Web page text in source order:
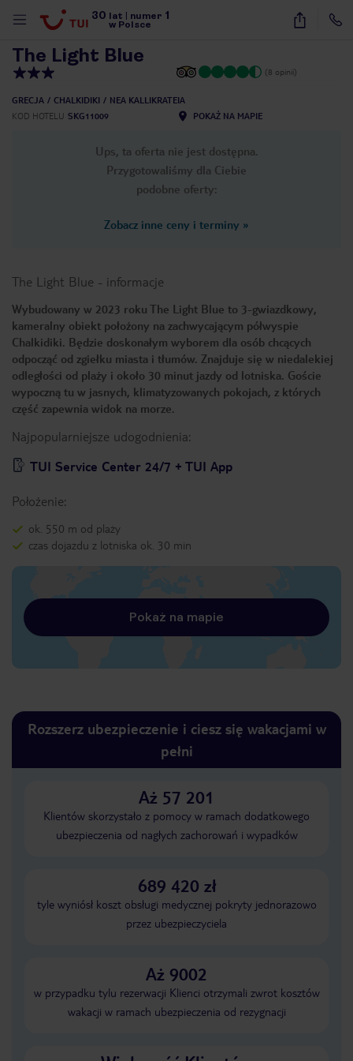
30 lat numer 1
w Polsce
22
The Light Blue
(8 opinii)
GRECJA CHALKIDIKI
NEA KALLIKRATEIA
KOD HOTELU SKG11009 POKAŻ NA MAPIE
Ups, ta oferta nie jest dostępna.
Przygotowaliśmy dla Ciebie
podobne oferty:
Zobacz inne ceny i terminy »
The Light Blue - informacje
Wybudowany w 2023 roku The Light Blue to 3-gwiazdkowy,
kameralny obiekt położony na zachwycającym półwyspie
Chalkidiki. Będzie doskonałym wyborem dla osób chcących
odpocząć od zgiełku miasta i tłumów. Znajduje się w niedalekiej
odległości od plaży i około 30 minut jazdy od lotniska. Goście
wypoczną tu w jasnych, klimatyzowanych pokojach, z których
część zapewnia widok na morze.
Najpopularniejsze udogodnienia:
TUI Service Center 24/7 + TUI App
Położenie:
ok. 550 m od plaży
czas dojazdu z lotniska ok. 30 min
Pokaż na mapie
Rozszerz ubezpieczenie i ciesz się wakacjami w
pełni
Aż 57 201
Klientów skorzystało z pomocy w ramach dodatkowego
ubezpieczenia od nagłych zachorowań i wypadków
689 420 zł
tyle wyniósł koszt obsługi medycznej pokryty jednorazowo
przez ubezpieczyciela
Aż 9002
w przypadku tylu rezerwacji Klienci otrzymali zwrot kosztów
wakacji w ramach ubezpieczenia od rezygnacji